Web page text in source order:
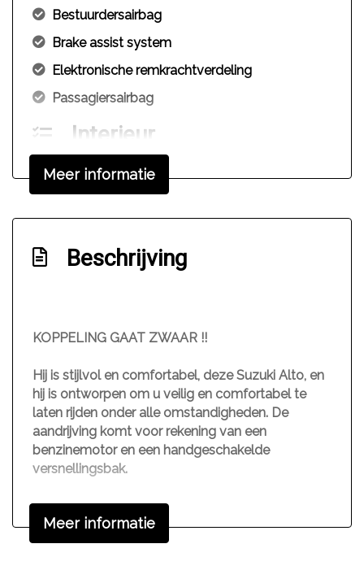
Bestuurdersairbag
Brake assist system
Elektronische remkrachtverdeling
Passagiersairbag
Interieur
Achterbank neerklapbaar
Elektrische ramen voor
Stuur verstelbaar
Meer informatie
Beschrijving
KOPPELING GAAT ZWAAR !!
Hij is stijlvol en comfortabel, deze Suzuki Alto, en
hij is ontworpen om u veilig en comfortabel te
laten rijden onder alle omstandigheden. De
aandrijving komt voor rekening van een
benzinemotor en een handgeschakelde
versnellingsbak.
In de Suzuki Alto heeft uw veiligheid en die van
uw omgeving prioriteit. Een noodstop maken
doet u liever niet. Maar áls het nodig is, geeft de
Meer informatie